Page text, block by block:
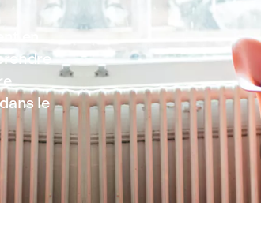
en
le